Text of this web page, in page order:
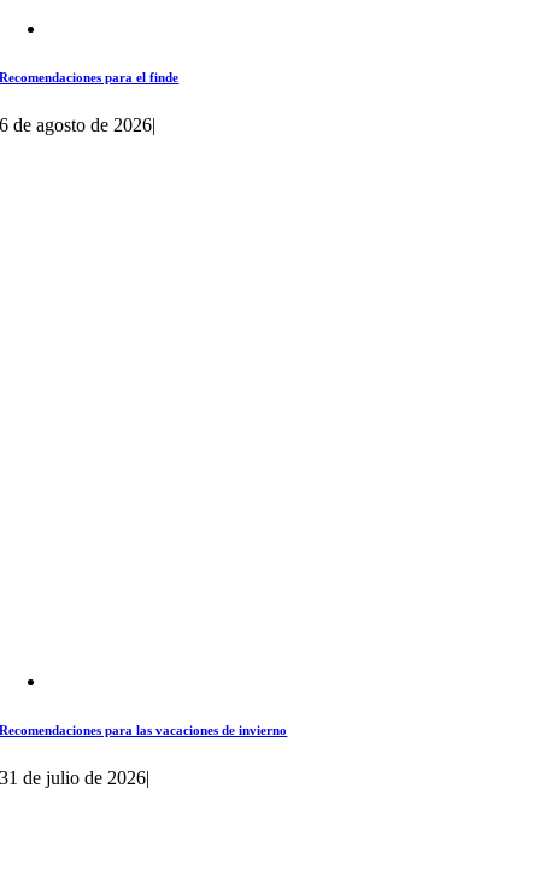
Recomendaciones para el finde
6 de agosto de 2026|
Recomendaciones para las vacaciones de invierno
31 de julio de 2026|